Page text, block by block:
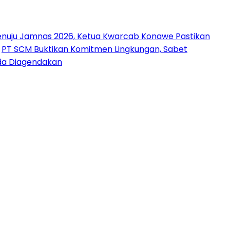
Jamnas 2026, Ketua Kwarcab Konawe Pastikan
PT SCM Buktikan Komitmen Lingkungan, Sabet
Diagendakan